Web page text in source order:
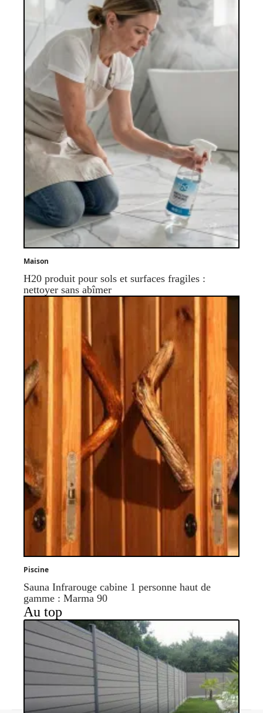
Maison
H20 produit pour sols et surfaces fragiles :
nettoyer sans abîmer
Piscine
Sauna Infrarouge cabine 1 personne haut de
gamme : Marma 90
Au top